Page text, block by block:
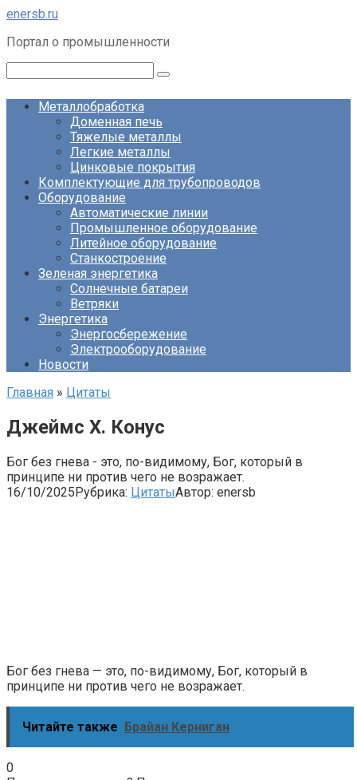
Перейти
контенту
enersb.ru
Портал о промышленности
Металлобработка
Доменная печь
Тяжелые металлы
Легкие металлы
Цинковые покрытия
Комплектующие для трубопроводов
Оборудование
Автоматические линии
Промышленное оборудование
Литейное оборудование
Станкостроение
Зеленая энергетика
Солнечные батареи
Ветряки
Энергетика
Энергосбережение
Электрооборудование
Новости
Главная » Цитаты
Джеймс Х. Конус
Бог без гнева - это, по-видимому, Бог, который в
принципе ни против чего не возражает.
16/10/2025Рубрика: ЦитатыАвтор: enersb
Бог без гнева — это, по-видимому, Бог, который в
принципе ни против чего не возражает.
Читайте также Брайан Керниган
0